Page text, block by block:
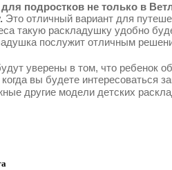
подростков не только в
Это отличный вариант для
такую раскладушку удобно
послужит отличным
уверены в том, что ребенок
вы будете интересоваться
другие модели детских